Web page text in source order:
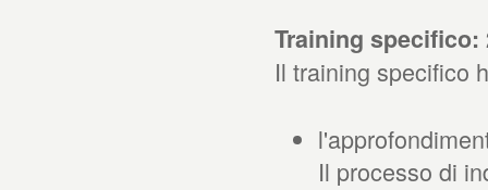
Training specifico:
Il training specifico
Il processo di